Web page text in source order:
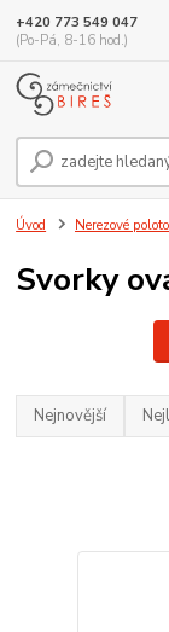
+420 773 549 047
(Po-Pá, 8-16 hod.)
Úvod Nerezové
Svorky
Nejnovější